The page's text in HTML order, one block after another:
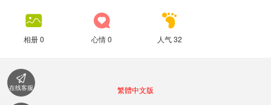

相册 0

心情 0

人气 32
繁體中文版

在线客服